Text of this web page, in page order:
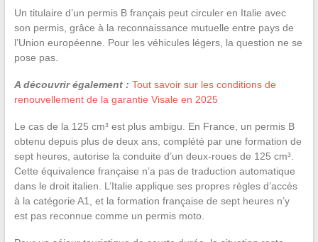
Un titulaire d’un permis B français peut circuler en Italie avec
son permis, grâce à la reconnaissance mutuelle entre pays de
l’Union européenne. Pour les véhicules légers, la question ne se
pose pas.
A découvrir également : Tout savoir sur les conditions de
renouvellement de la garantie Visale en 2025
Le cas de la 125 cm³ est plus ambigu. En France, un permis B
obtenu depuis plus de deux ans, complété par une formation de
sept heures, autorise la conduite d’un deux-roues de 125 cm³.
Cette équivalence française n’a pas de traduction automatique
dans le droit italien. L’Italie applique ses propres règles d’accès
à la catégorie A1, et la formation française de sept heures n’y
est pas reconnue comme un permis moto.